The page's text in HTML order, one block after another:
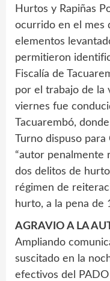
Hurtos y Rapiñas
ocurrido en el mes
elementos
permitieron
Fiscalía de
por el trabajo de la
viernes fue
Tacuarembó,
Turno dispuso para
“autor penalmente
dos delitos de
régimen de
hurto, a la pena de
AGRAVIO A LA
Ampliando
suscitado en la
efectivos del